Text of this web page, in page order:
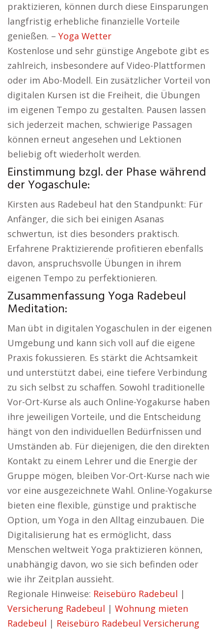
praktizieren, können durch diese Einsparungen
langfristig erhebliche finanzielle Vorteile
genießen. – Yoga Wetter
Kostenlose und sehr günstige Angebote gibt es
zahlreich, insbesondere auf Video-Plattformen
oder im Abo-Modell. Ein zusätzlicher Vorteil von
digitalen Kursen ist die Freiheit, die Übungen
im eigenen Tempo zu gestalten. Pausen lassen
sich jederzeit machen, schwierige Passagen
können erneut angesehen und Lektionen
beliebig oft wiederholt werden.
Einstimmung bzgl. der Phase während
der Yogaschule:
Kirsten aus Radebeul hat den Standpunkt: Für
Anfänger, die sich bei einigen Asanas
schwertun, ist dies besonders praktisch.
Erfahrene Praktizierende profitieren ebenfalls
davon, anspruchsvolle Übungen in ihrem
eigenen Tempo zu perfektionieren.
Zusammenfassung Yoga Radebeul
Meditation:
Man übt in digitalen Yogaschulen in der eigenen
Umgebung und kann sich voll auf die eigene
Praxis fokussieren. Es stärkt die Achtsamkeit
und unterstützt dabei, eine tiefere Verbindung
zu sich selbst zu schaffen. Sowohl traditionelle
Vor-Ort-Kurse als auch Online-Yogakurse haben
ihre jeweiligen Vorteile, und die Entscheidung
hängt von den individuellen Bedürfnissen und
Umständen ab. Für diejenigen, die den direkten
Kontakt zu einem Lehrer und die Energie der
Gruppe mögen, bleiben Vor-Ort-Kurse nach wie
vor eine ausgezeichnete Wahl. Online-Yogakurse
bieten eine flexible, günstige und praktische
Option, um Yoga in den Alltag einzubauen. Die
Digitalisierung hat es ermöglicht, dass
Menschen weltweit Yoga praktizieren können,
unabhängig davon, wo sie sich befinden oder
wie ihr Zeitplan aussieht.
Regionale Hinweise: Reisebüro Radebeul |
Versicherung Radebeul | Wohnung mieten
Radebeul | Reisebüro Radebeul Versicherung